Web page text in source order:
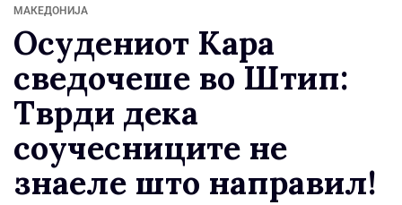
МАКЕДОНИЈА
Осудениот Кара
сведочеше во Штип:
Тврди дека
соучесниците не
знаеле што направил!